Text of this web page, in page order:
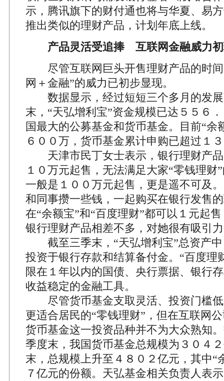
示，腾讯旗下的财付通也将与华夏、易
推出类似的理财产品，计划年底上线。
产品灵活受追捧 互联网金融威力
尽管互联网巨头开售理财产品的时间
网＋金融”的威力已初步显现。
数据显示，经过短短三个多月的发展
末，“天弘增利宝”资金规模已达５５６
国最大的公募基金和货币基金。目前“余
６００万，货币基金累计申购已超过１
天津市民丁女士表示，银行理财产品
１０万元起售，无法满足大家“零钱理财
一般是１００万元起售，更是遥不可及
和同事攒一些钱，一起购买在银行发售
在“余额宝”和“百度理财”都可以１元起
银行理财产品相差不多，对她很有吸引
截至三季末，“天弘增利宝”总资产中
投资于银行存款和结算备付金。“百度理
限在１年以内的国债、央行票据、银行
收益稳定的金融工具。
尽管货币基金支取灵活、投资门槛低
更适合居民的“零钱理财”，但在互联网
货币基金这一投资品种并不为大众熟知
季度末，我国货币基金总规模为３０４
末，总规模上升至４８０２亿元，其中“
７亿元的份额。天弘基金相关负责人表